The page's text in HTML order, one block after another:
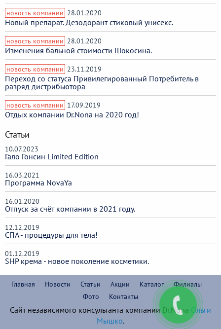
новость компании 28.01.2020
Новый препарат. Дезодорант стиковый унисекс.
новость компании 28.01.2020
Изменения бальной стоимости Шокосина.
новость компании 23.11.2019
Переход со статуса Привилегированный Потребитель в
разряд дистрибьютора
новость компании 17.09.2019
Отдых компании Dr.Nona на 2020 год!
Статьи
10.07.2023
Гало Гонсин Limited Edition
16.03.2021
Программа NovaYa
16.01.2020
Отпуск за счёт компании в 2021 году.
12.12.2019
СПА - процедуры для тела!
01.12.2019
SHP крема - новое поколение косметики.
Главная Новости Статьи Акции Каталог
Филиалы
Фото
Контакты
Сайт независимого консультанта компании Dr.Nona Ольги
Мышко.